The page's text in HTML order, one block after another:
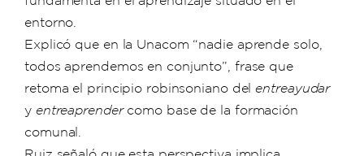
entorno.
Explicó que en la Unacom “nadie aprende solo,
todos aprendemos en conjunto”, frase que
retoma el principio robinsoniano delentreayudar
y entreaprendercomo base de la formación
comunal.